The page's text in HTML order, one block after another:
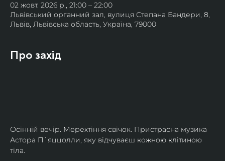
02 жовт. 2026 р., 21:00 – 22:00
Львівський органний зал, вулиця Степана Бандери, 8,
Львів, Львівська область, Україна, 79000
Про захід
Осінній вечір. Мерехтіння свічок. Пристрасна музика
Астора П`яццолли, яку відчуваєш кожною клітиною
тіла.